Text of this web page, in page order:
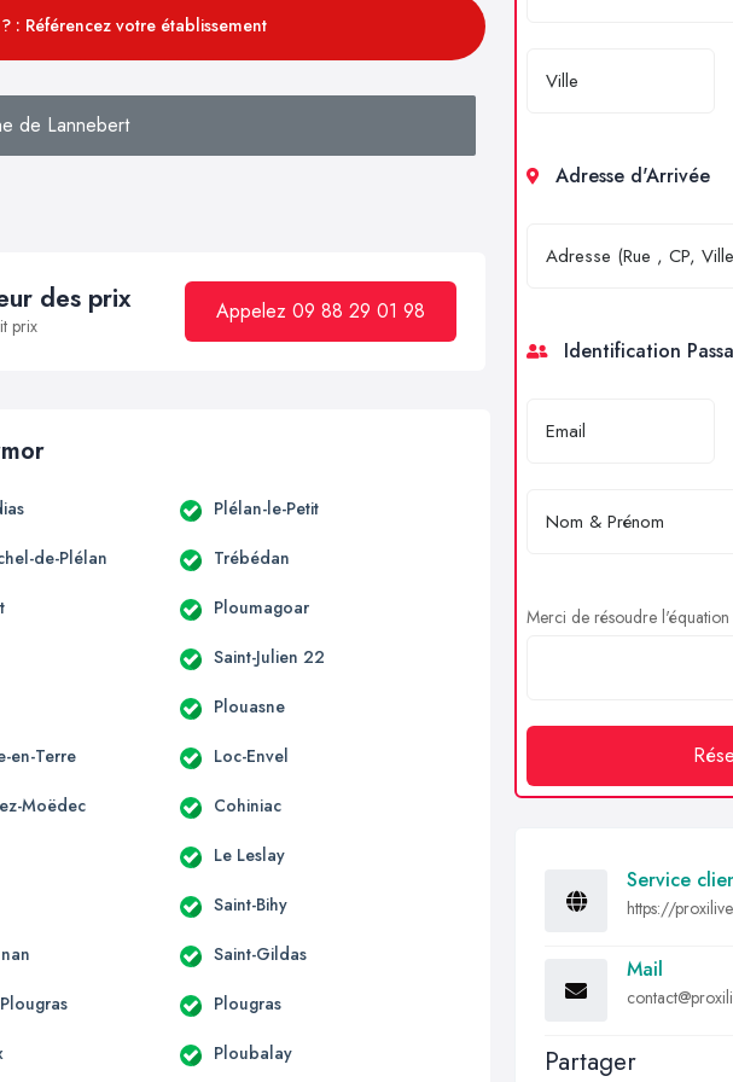
: Référencez votre établissement
de Lannebert
des prix
prix
Appelez 09 88 29 01 98
Plélan-le-Petit
de-Plélan Trébédan
Ploumagoar
Saint-Julien 22
Plouasne
en-Terre Loc-Envel
Moëdec Cohiniac
Le Leslay
Saint-Bihy
Saint-Gildas
Plougras
Ploubalay
Adresse d'Arrivée
Identification
Merci de résoudre
Service
https://
Mail
Partager